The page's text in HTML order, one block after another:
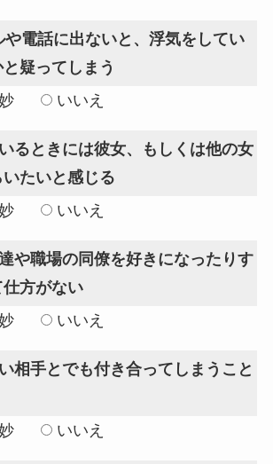
電話に出ないと、浮気をしてい
疑ってしまう
いいえ
るときには彼女、もしくは他の女
たいと感じる
いいえ
や職場の同僚を好きになったりす
方がない
いいえ
相手とでも付き合ってしまうこと
いいえ